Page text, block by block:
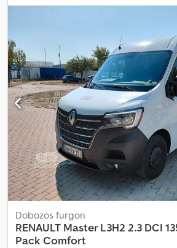
(TÜV):12/2026, szín:fehér, hajtástípus:
2 100 mm
ABS, elektronikus stabilitásprogram (ESP),
légkondicionálás, Kérjük, hívjon minket a
alkalmazáson keresztül is! E-mail: Csdpfx
jármű a hosszú távú flottánk része, teljes
rendelkezik. Felszereltség: tempomat,
Bluetooth-os multimédia rendszer,
stb.
Dobozos furgon
RENAULT Master L3H2 2.3 DCI
Pack Comfort